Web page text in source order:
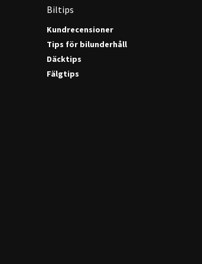
Biltips
Kundrecensioner
Tips för bilunderhåll
Däcktips
Fälgtips